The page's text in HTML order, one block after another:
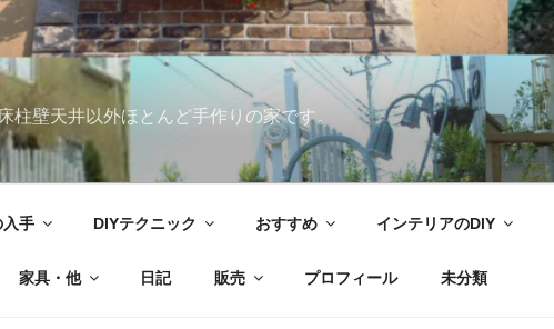
柱壁天井以外ほとんど手作りの家です。
手 DIYテクニック おすすめ インテリアのDIY
家具・他 日記 販売 プロフィール 未分類